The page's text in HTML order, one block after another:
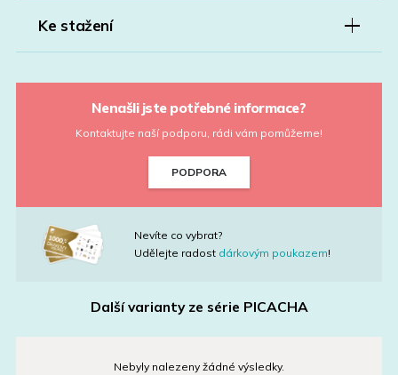
Ke stažení
Nenašli jste potřebné informace?
Kontaktujte naší podporu, rádi vám pomůžeme!
PODPORA
Nevíte co vybrat?
Udělejte radost dárkovým poukazem!
Další varianty ze série PICACHA
Nebyly nalezeny žádné výsledky.